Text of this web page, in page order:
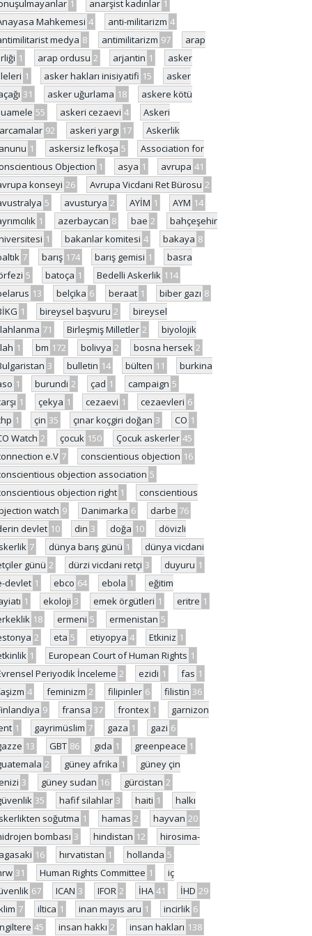
1 anarşist kadınlar 1
Mahkemesi 4 anti-militarizm 4
medya 8 antimilitarizm 97
arap
1 arap ordusu 2 arjantin 1
asker
1 asker hakları inisiyatifi 15
asker
31 asker uğurlama 18
askere kötü
55 askeri cezaevi 4
Askeri
92 askeri yargı 17
Askerlik
1 askersiz lefkoşa 5
Association for
Objection 1 asya 1 avrupa 41
konseyi 26 Avrupa Vicdani Ret Bürosu 2
5 avusturya 2 AYİM 1 AYM 14
1 azerbaycan 8 bae 2
bahçeşehir
1 bakanlar komitesi 4 bakaya 8
7 barış 174 barış gemisi 1
basra
5 batoça 1 Bedelli Askerlik 114
13 belçika 6 beraat 1 biber gazı 8
1 bireysel başvuru 2
bireysel
71 Birleşmiş Milletler 2
biyolojik
1 bm 172 bolivya 2 bosna hersek 2
3 bulletin 14 bülten 11
burkina
1 burundi 2 çad 1 campaign 5
1 çekya 1 cezaevi 1 cezaevleri 6
1 çin 35 çınar koçgiri doğan 3 CO 1
Watch 2 çocuk 150 Çocuk askerler 45
e.V 7 conscientious objection 16
objection association 5
objection right 1
conscientious
watch 9 Danimarka 6 darbe 76
devlet 10 din 3 doğa 10
dövizli
7 dünya barış günü 1
dünya vicdani
günü 2 dürzi vicdani retçi 3 duyuru 1
devlet 1 ebco 64 ebola 1
eğitim
1 ekoloji 3 emek örgütleri 1 eritre 1
18 ermeni 5 ermenistan 5
2 eta 5 etiyopya 4 Etkiniz 1
1 European Court of Human Rights 1
Periyodik İnceleme 2 ezidi 1 fas 1
4 feminizm 2 filipinler 6 filistin 36
9 fransa 37 frontex 1
garnizon
1 gayrimüslim 7 gaza 1 gazi 6
13 GBT 86 gıda 1 greenpeace 1
2 güney afrika 1
güney çin
3 güney sudan 16 gürcistan 2
35 hafif silahlar 3 haiti 1
halkı
soğutma 1 hamas 2 hayvan 20
bombası 3 hindistan 12
hirosima-
16 hırvatistan 1 hollanda 5
31 Human Rights Committee 1
iç
67 ICAN 3 IFOR 2 İHA 41 İHD 29
7 iltica 1 inan mayıs aru 1 incirlik 6
45 insan hakkı 2 insan hakları 138